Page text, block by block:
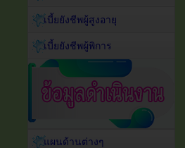
เบี้ยยังชีพผู้สูงอายุ
เบี้ยยังชีพผู้พิการ
แผนด้านต่างๆ